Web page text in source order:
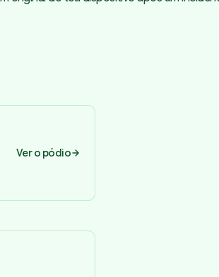
Ver o pódio